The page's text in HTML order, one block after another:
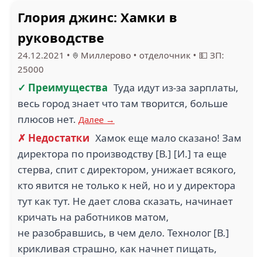
Глория джинс: Хамки в
руководстве
24.12.2021 • Миллерово • отделочник • 💵 ЗП:
25000
✓ Преимущества Туда идут из-за зарплаты,
весь город знает что там творится, больше
плюсов нет. Далее →
✗ Недостатки Хамок еще мало сказано! Зам
директора по производству [В.] [И.] та еще
стерва, спит с директором, унижает всякого,
кто явится не только к ней, но и у директора
тут как тут. Не дает слова сказать, начинает
кричать на работников матом,
не разобравшись, в чем дело. Технолог [В.]
крикливая страшно, как начнет пищать,